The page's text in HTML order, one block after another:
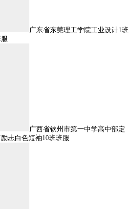
广东省东莞理工学院工业设计1班
广西省钦州市第一中学高中部定
志白色短袖10班班服